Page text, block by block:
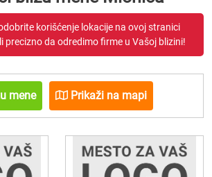
korišćenje lokacije na ovoj stranici
precizno da odredimo firme u Vašoj blizini!
mene Prikaži na mapi